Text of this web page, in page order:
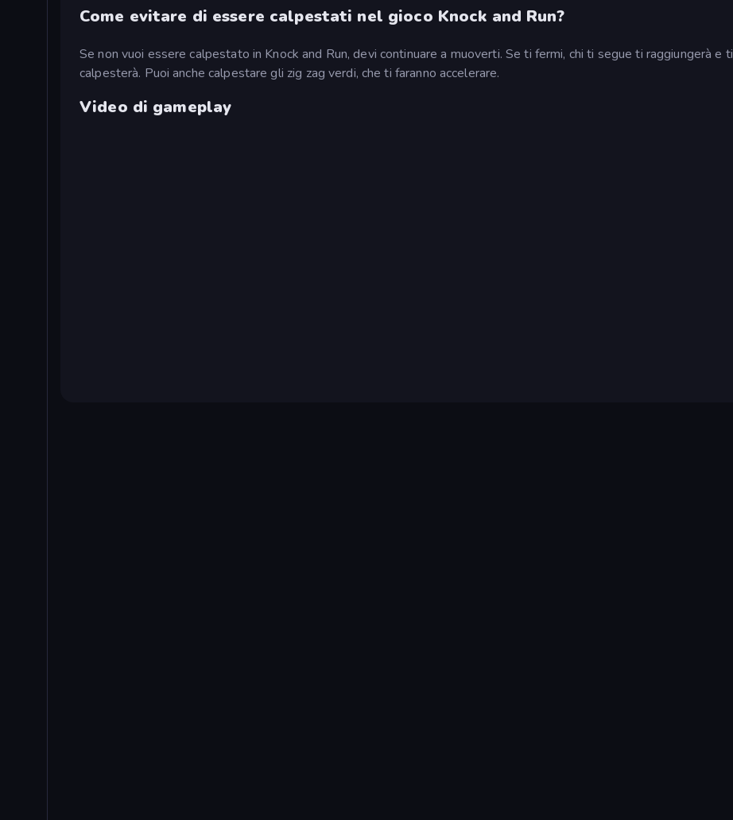
Come evitare di essere calpestati nel gioco Knock and Run?
Se non vuoi essere calpestato in Knock and Run, devi continuare a muoverti. Se ti fermi, chi ti segue ti raggiungerà e ti
calpesterà. Puoi anche calpestare gli zig zag verdi, che ti faranno accelerare.
Video di gameplay